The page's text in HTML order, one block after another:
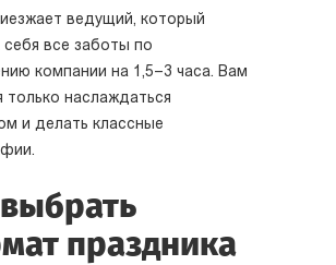
ведущий, который
себя все заботы по
компании на 1,5–3 часа. Вам
только наслаждаться
и делать классные
праздника